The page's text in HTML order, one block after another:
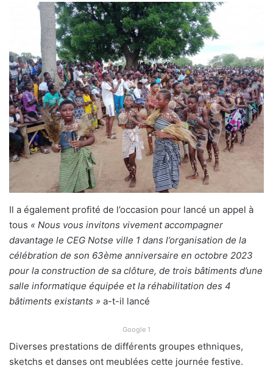
Il a également profité de l’occasion pour lancé un appel à
tous « Nous vous invitons vivement accompagner
davantage le CEG Notse ville 1 dans l’organisation de la
célébration de son 63ème anniversaire en octobre 2023
pour la construction de sa clôture, de trois bâtiments d’une
salle informatique équipée et la réhabilitation des 4
bâtiments existants » a-t-il lancé
Google 1
Diverses prestations de différents groupes ethniques,
sketchs et danses ont meublées cette journée festive.